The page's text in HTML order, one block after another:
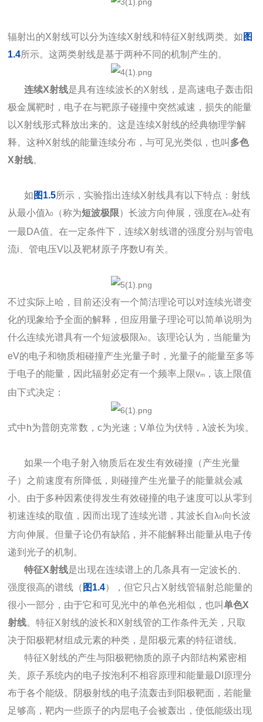
辐射出的X射线可以分为连续X射线和特征X射线两类。如 图
1.4所示。这两类射线是基于两种不同的机制产生的。
连续X射线是具有连续波长的X射线，是高速电子轰击阳
极金属靶时，电子在与靶原子碰撞中突然减速，损失的能量
以X射线形式释放出来的。这是连续X射线的经典物理学解
释。这种X射线的能量连续分布，与可见光类似，也叫 多色
X射线。
如 图1.5所示，实验指出连续X射线具有以下特点：射线
从最小值λ0 （称为短波极限）长波方向伸展，强度在λm处有
一最DA值。在一定条件下，连续X射线谱的强度分别与管电
流i、管电压V以及靶材原子序数U有关。
不过实际上哈，目前还没有一个简洁理论可以对连续光谱变
化的现象给予全面的解释，但应用量子理论可以简单说明为
什么连续光谱具有一个短波极限λ0 。该理论认为，当能量为
eV的电子和物质相碰撞产生光量子时，光量子的能量至多等
于电子的能量，因此辐射必定有一个频率上限vm
，该上限值
由下式决定：
式中h为普朗克常数，c为光速；V单位为伏特，λ波长为埃。
如果一个电子射入物质后在发生有效碰撞（产生光量
子）之前速度有所降低，则碰撞产生光量子的能量就会减
小。由于多种因素使得发生有效碰撞的电子速度可以从零到
初速连续的取值，因而出现了连续光谱，其波长自λ0向长波
方向伸展。但量子论仍有缺陷，并不能解释出能量从电子传
递到光子的机制。
特征X射线是出现在连续谱上的几条具有一定波长的、
强度很高的谱线（ 图1.4），但它只占X射线管辐射总能量的
很小一部分，由于它和可见光中的单色光相似，也叫单色X
射线。特征X射线的波长和X射线管的工作条件无关，只取
决于阳极靶材组成元素的种类，是阳极元素的特征谱线。
特征X射线的产生与阳极靶物质的原子内部结构紧密相
关。原子系统内的电子按泡利不相容原理和能量最DI原理分
布于各个能级。阴极射线的电子流轰击到阳极靶面，若能量
足够高，靶内一些原子的内层电子会被轰出，使低能级出现